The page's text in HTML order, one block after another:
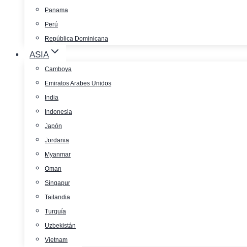
Panama
Perú
República Dominicana
ASIA
Camboya
Emiratos Arabes Unidos
India
Indonesia
Japón
Jordania
Myanmar
Oman
Singapur
Tailandia
Turquía
Uzbekistán
Vietnam